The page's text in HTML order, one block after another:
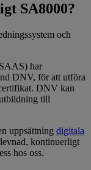
SA8000?
och
har
DNV, för att utföra
DNV kan
till
uppsättning digitala
kontinuerligt
hos oss.